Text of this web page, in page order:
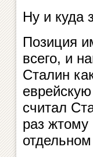
Ну и куда
Позиция
всего, и
Сталин
считал
раз